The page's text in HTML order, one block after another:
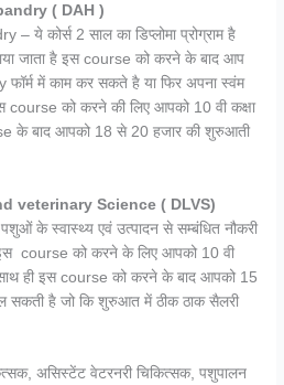
( DAH )
ये कोर्स 2 साल का डिप्लोमा प्रोग्राम है
जाता है इस course को करने के बाद आप
में काम कर सकते है या फिर अपना स्वंम
को करने की लिए आपको 10 वी कक्षा
के बाद आपको 18 से 20 हजार की शुरुआती
veterinary Science ( DLVS)
के स्वास्थ्य एवं उत्पादन से सम्बंधित नौकरी
course को करने के लिए आपको 10 वी
है साथ ही इस course को करने के बाद आपको 15
सकती है जो कि शुरुआत में ठीक ठाक सैलरी
असिस्टेंट वेटरनरी चिकित्सक, पशुपालन